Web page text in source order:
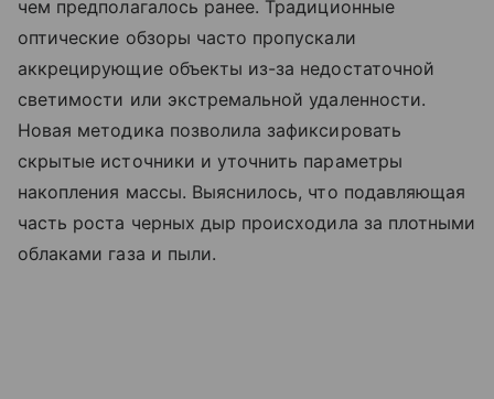
чем предполагалось ранее. Традиционные
оптические обзоры часто пропускали
аккрецирующие объекты из-за недостаточной
светимости или экстремальной удаленности.
Новая методика позволила зафиксировать
скрытые источники и уточнить параметры
накопления массы. Выяснилось, что подавляющая
часть роста черных дыр происходила за плотными
облаками газа и пыли.